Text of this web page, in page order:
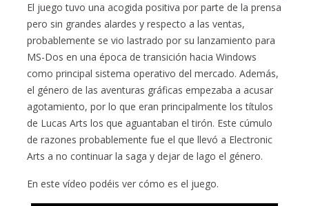
El juego tuvo una acogida positiva por parte de la prensa
pero sin grandes alardes y respecto a las ventas,
probablemente se vio lastrado por su lanzamiento para
MS-Dos en una época de transición hacia Windows
como principal sistema operativo del mercado. Además,
el género de las aventuras gráficas empezaba a acusar
agotamiento, por lo que eran principalmente los títulos
de Lucas Arts los que aguantaban el tirón. Este cúmulo
de razones probablemente fue el que llevó a Electronic
Arts a no continuar la saga y dejar de lago el género.
En este vídeo podéis ver cómo es el juego.